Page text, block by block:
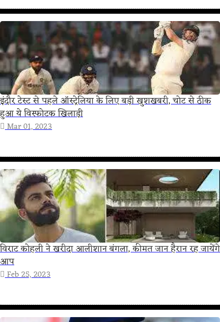
इंदौर टेस्ट से पहले ऑस्ट्रेलिया के लिए बड़ी खुशखबरी, चोट से ठीक
हुआ ये विस्फोटक खिलाड़ी
Mar 01, 2023
विराट कोहली ने खरीदा आलीशान बंगला, कीमत जान हैरान रह जायेंगे
आप
Feb 25, 2023